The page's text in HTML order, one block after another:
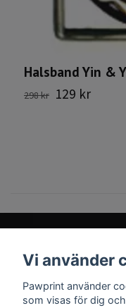
Halsband Yin &
298 kr 129 kr
Sociala medier
Vi använder
Pawprint använder
som visas för dig